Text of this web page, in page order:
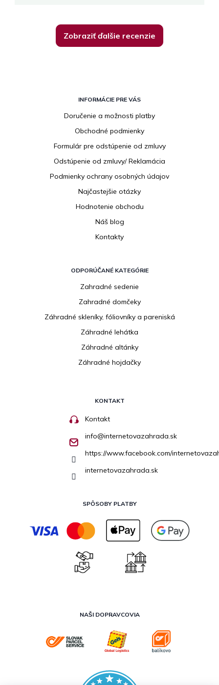
Zobraziť ďalšie recenzie
INFORMÁCIE PRE VÁS
Doručenie a možnosti platby
Obchodné podmienky
Formulár pre odstúpenie od zmluvy
Odstúpenie od zmluvy/ Reklamácia
Podmienky ochrany osobných údajov
Najčastejšie otázky
Hodnotenie obchodu
Náš blog
Kontakty
ODPORÚČANÉ KATEGÓRIE
Zahradné sedenie
Zahradné domčeky
Záhradné skleníky, fóliovníky a pareniská
Záhradné lehátka
Záhradné altánky
Záhradné hojdačky
KONTAKT
Kontakt
info@internetovazahrada.sk
https://www.facebook.com/
internetovazahrada.sk
SPÔSOBY PLATBY
NAŠI DOPRAVCOVIA